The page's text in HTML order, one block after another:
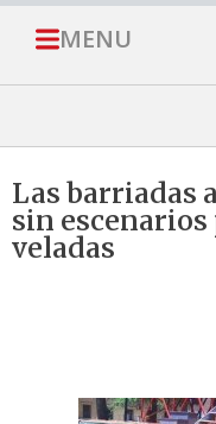
MENU
Las barriadas
sin escenarios
veladas